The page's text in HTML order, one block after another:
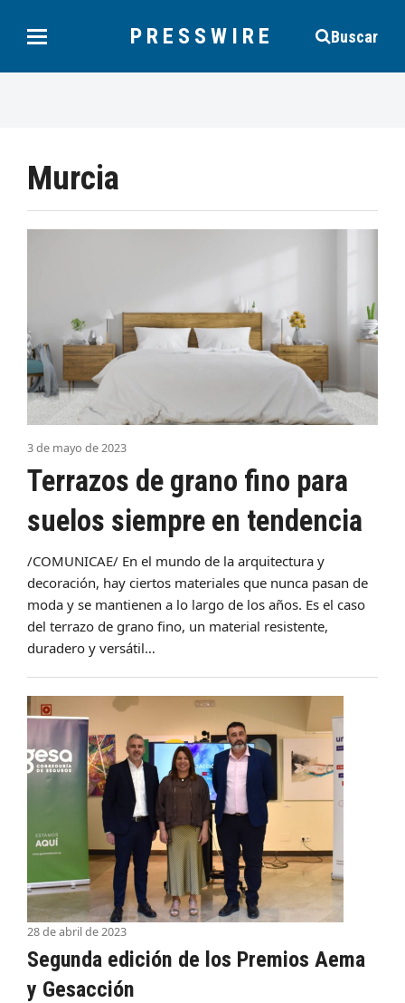
PRESSWIRE Buscar
Murcia
3 de mayo de 2023
Terrazos de grano fino para
suelos siempre en tendencia
/COMUNICAE/ En el mundo de la arquitectura y
decoración, hay ciertos materiales que nunca pasan de
moda y se mantienen a lo largo de los años. Es el caso
del terrazo de grano fino, un material resistente,
duradero y versátil…
28 de abril de 2023
Segunda edición de los Premios Aema
y Gesacción